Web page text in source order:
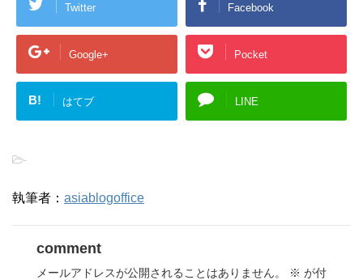
Twitter Facebook
Google+ Pocket
B! はてブ LINE
-
執筆者： asiablogoffice
comment
メールアドレスが公開されることはありません。 ※ が付